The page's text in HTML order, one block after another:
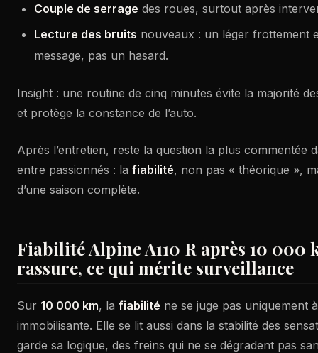
Couple de serrage des roues, surtout après
Lecture des bruits nouveaux : un léger frottement
message, pas un hasard.
Insight : une routine de cinq minutes évite la majorité
et protège la constance de l’auto.
Après l’entretien, reste la question la plus commentée
entre passionnés : la fiabilité, non pas « théorique »,
d’une saison complète.
Fiabilité Alpine A110 R après 10 000
rassure, ce qui mérite surveillance
Sur 10 000 km, la fiabilité ne se juge pas uniquement
immobilisante. Elle se lit aussi dans la stabilité des
garde sa logique, des freins qui ne se dégradent pas